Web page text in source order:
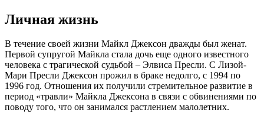
Личная жизнь
В течение своей жизни Майкл Джексон дважды был женат.
Первой супругой Майкла стала дочь еще одного известного
человека с трагической судьбой – Элвиса Пресли. С Лизой-
Мари Пресли Джексон прожил в браке недолго, с 1994 по
1996 год. Отношения их получили стремительное развитие в
период «травли» Майкла Джексона в связи с обвинениями по
поводу того, что он занимался растлением малолетних.